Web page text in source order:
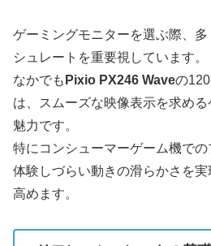
ゲーミングモニターを選ぶ際、
シュレートを重要視しています。
なかでも Pixio PX246 Waveの
は、スムーズな映像表示を求め
魅力です。
特にコンシューマーゲーム機で
体験しづらい動きの滑らかさを
高めます。